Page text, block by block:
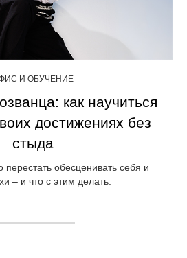
И ОБУЧЕНИЕ
как научиться
достижениях без
стыда
перестать обесценивать себя и
– и что с этим делать.